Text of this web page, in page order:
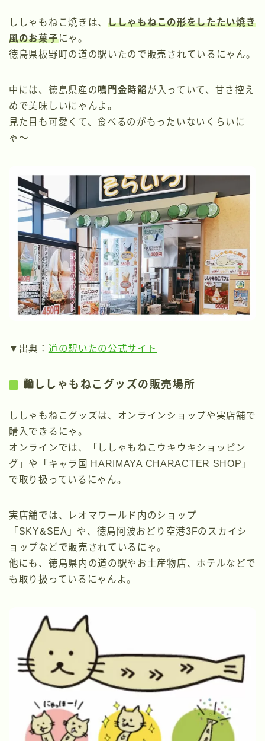
ししゃもねこ焼きは、 ししゃもねこの形をしたたい焼き
風のお菓子にゃ。
徳島県板野町の道の駅いたので販売されているにゃん。
中には、徳島県産の鳴門金時餡が入っていて、甘さ控え
めで美味しいにゃんよ。
見た目も可愛くて、食べるのがもったいないくらいに
ゃ〜
▼出典： 道の駅いたの公式サイト
🛍️ししゃもねこグッズの販売場所
ししゃもねこグッズは、オンラインショップや実店舗で
購入できるにゃ。
オンラインでは、「ししゃもねこウキウキショッピン
グ」や「キャラ国 HARIMAYA CHARACTER SHOP」
で取り扱っているにゃん。
実店舗では、レオマワールド内のショップ
「SKY&SEA」や、徳島阿波おどり空港3Fのスカイシ
ョップなどで販売されているにゃ。
他にも、徳島県内の道の駅やお土産物店、ホテルなどで
も取り扱っているにゃんよ。